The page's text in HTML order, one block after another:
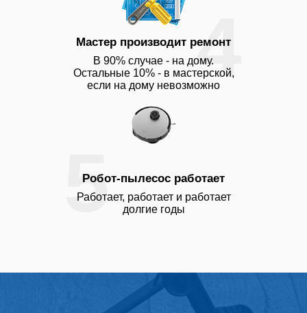
В 90% случае - на дому.
Остальные 10% - в мастерской,
если на дому невозможно
Мастер производит ремонт
Работает, работает и работает
долгие годы
Робот-пылесос работает
4
5